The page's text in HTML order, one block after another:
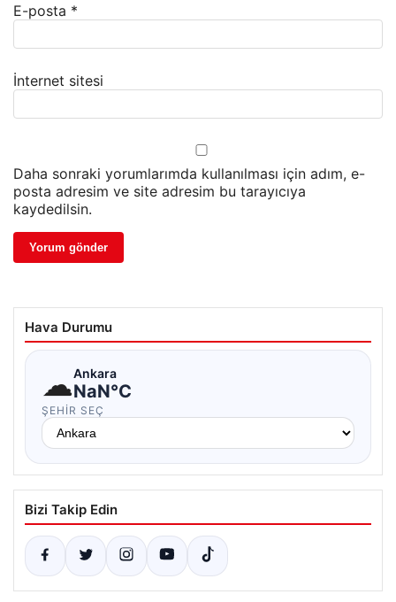
E-posta *
İnternet sitesi
Daha sonraki yorumlarımda kullanılması için adım, e-
posta adresim ve site adresim bu tarayıcıya
kaydedilsin.
Hava Durumu
☁Ankara
NaN°C
ŞEHIR SEÇ
Bizi Takip Edin